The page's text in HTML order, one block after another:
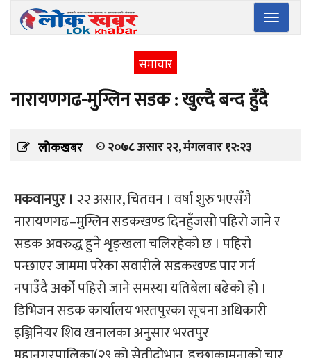
Toggle
समाचार
नारायणगढ-मुग्लिन सडक : खुल्दै बन्द हुँदै
लोकखबर २०७८ असार २२, मंगलवार १२:२३
मकवानपुर । २२ असार, चितवन । वर्षा शुरु भएसँगै
नारायणगढ–मुग्लिन सडकखण्ड दिनहुँजसो पहिरो जाने र
सडक अवरुद्ध हुने शृङ्खला चलिरहेको छ । पहिरो
पन्छाएर जाममा परेका सवारीले सडकखण्ड पार गर्न
नपाउँदै अर्को पहिरो जाने समस्या यतिबेला बढेको हो ।
डिभिजन सडक कार्यालय भरतपुरका सूचना अधिकारी
इञ्जिनियर शिव खनालका अनुसार भरतपुर